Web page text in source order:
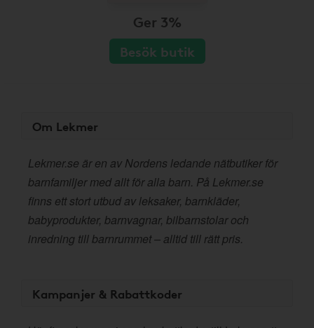
Ger 3%
Besök butik
Om Lekmer
Lekmer.se är en av Nordens ledande nätbutiker för
barnfamiljer med allt för alla barn. På Lekmer.se
finns ett stort utbud av leksaker, barnkläder,
babyprodukter, barnvagnar, bilbarnstolar och
inredning till barnrummet – alltid till rätt pris.
Kampanjer & Rabattkoder